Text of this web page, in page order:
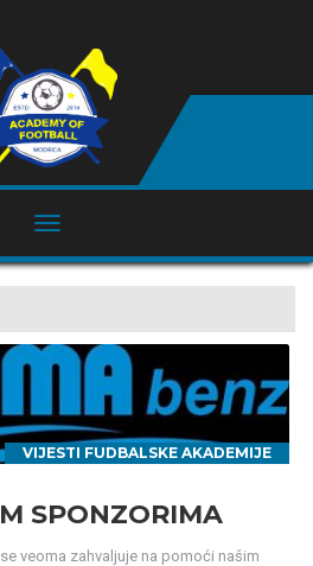
VIJESTI FUDBALSKE AKADEMIJE
SPONZORIMA
veoma zahvaljuje na pomoći našim